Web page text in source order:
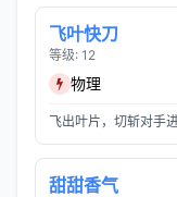
飞叶快刀
等级: 12
物理
飞出叶片，切斩对手
甜甜香气